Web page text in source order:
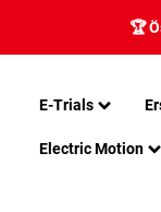
🏆
E-Trials
Electric Motion